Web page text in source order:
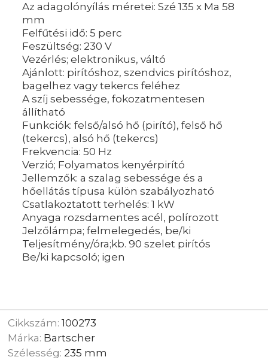
Az adagolónyílás méretei: Szé 135 x Ma 58
mm
Felfűtési idő: 5 perc
Feszültség: 230 V
Vezérlés; elektronikus, váltó
Ajánlott: pirítóshoz, szendvics pirítóshoz,
bagelhez vagy tekercs feléhez
A szíj sebessége, fokozatmentesen
állítható
Funkciók: felső/alsó hő (pirító), felső hő
(tekercs), alsó hő (tekercs)
Frekvencia: 50 Hz
Verzió; Folyamatos kenyérpirító
Jellemzők: a szalag sebessége és a
hőellátás típusa külön szabályozható
Csatlakoztatott terhelés: 1 kW
Anyaga rozsdamentes acél, polírozott
Jelzőlámpa; felmelegedés, be/ki
Teljesítmény/óra;kb. 90 szelet pirítós
Be/ki kapcsoló; igen
Cikkszám:100273
Márka: Bartscher
Szélesség: 235 mm